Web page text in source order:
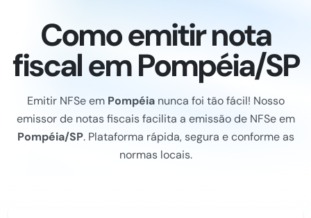
Como emitir nota
fiscal em Pompéia/SP
Emitir NFSe em Pompéianunca foi tão fácil! Nosso
emissor de notas fiscais facilita a emissão de NFSe em
Pompéia/SP. Plataforma rápida, segura e conforme as
normas locais.